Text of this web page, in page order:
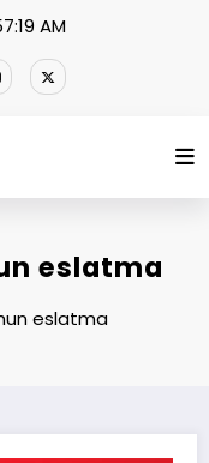
AM
eslatma
eslatma